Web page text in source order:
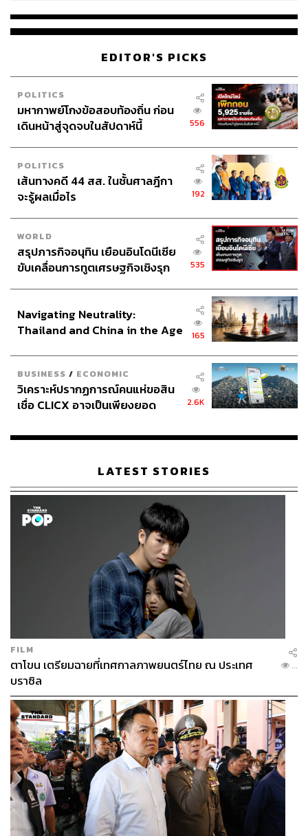
EDITOR'S PICKS
POLITICS
มหากาพย์โกงข้อสอบท้องถิ่น ก่อน
เดินหน้าสู่จุดจบในสัปดาห์นี้
556
POLITICS
เส้นทางคดี 44 สส. ในชั้นศาลฎีกา
จะรู้ผลเมื่อไร
192
WORLD
สรุปภารกิจอนุทิน เยือนอินโดนีเซีย
ขับเคลื่อนการทูตเศรษฐกิจเชิงรุก
535
Navigating Neutrality:
Thailand and China in the Age
165
BUSINESS / ECONOMIC
วิเคราะห์ปรากฏการณ์คนแห่ขอสิน
เชื่อ CLICX อาจเป็นเพียงยอด
เรือนไทยที่ถูกซุกไว้
2.6K
LATEST STORIES
FILM
ตาโขน เตรียมฉายที่เทศกาลภาพยนตร์ไทย ณ ประเทศ
บราซิล
...